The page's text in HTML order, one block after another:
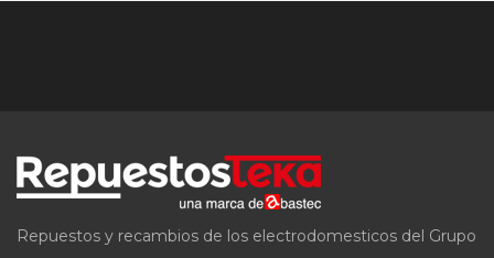
Repuestos y recambios de los electrodomesticos del Grupo